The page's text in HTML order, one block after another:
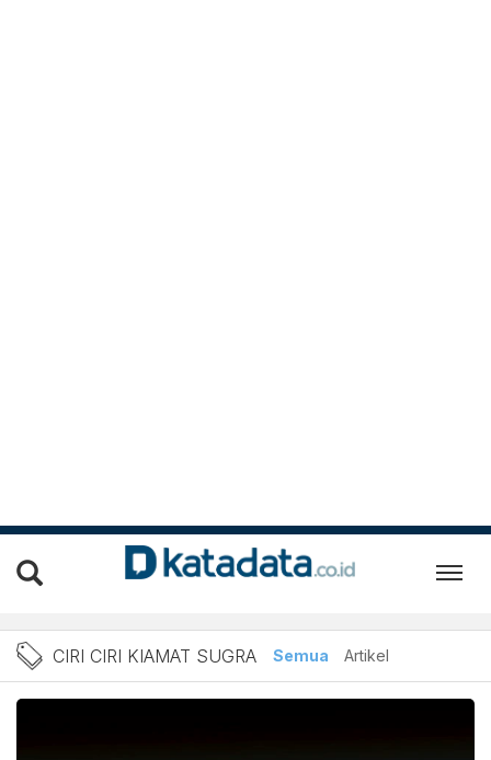
Berita Ciri Ciri Kiamat
CIRI CIRI KIAMAT SUGRA Semua Artikel